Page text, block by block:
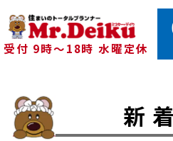
受付 9時～18時 水曜定休
新